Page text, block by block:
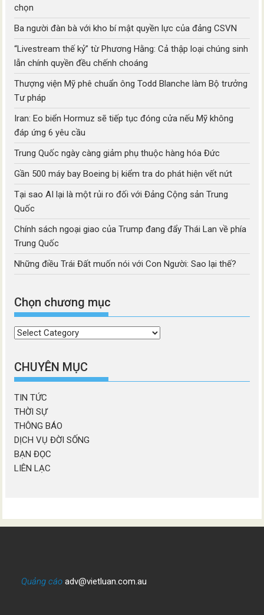
chọn
Ba người đàn bà với kho bí mật quyền lực của đảng CSVN
“Livestream thế kỷ” từ Phương Hằng: Cả thập loại chúng sinh
lẫn chính quyền đều chếnh choáng
Thượng viện Mỹ phê chuẩn ông Todd Blanche làm Bộ trưởng
Tư pháp
Iran: Eo biển Hormuz sẽ tiếp tục đóng cửa nếu Mỹ không
đáp ứng 6 yêu cầu
Trung Quốc ngày càng giảm phụ thuộc hàng hóa Đức
Gần 500 máy bay Boeing bị kiểm tra do phát hiện vết nứt
Tại sao AI lại là một rủi ro đối với Đảng Cộng sản Trung
Quốc
Chính sách ngoại giao của Trump đang đẩy Thái Lan về phía
Trung Quốc
Những điều Trái Đất muốn nói với Con Người: Sao lại thế?
Chọn chương mục
Chọn
mục
CHUYÊN MỤC
TIN TỨC
THỜI SỰ
THÔNG BÁO
DỊCH VỤ ĐỜI SỐNG
BẠN ĐỌC
LIÊN LẠC
Quảng cáo adv@vietluan.com.au